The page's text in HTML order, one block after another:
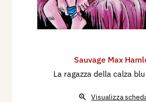
Sauvage Max
La ragazza della calza blu
Visualizza